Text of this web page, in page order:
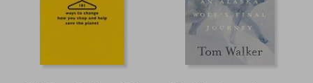
30%
dcto.